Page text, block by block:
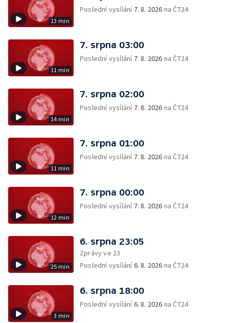
13 min
Poslední vysílání 7. 8. 2026 na ČT24
11 min
7. srpna 03:00
Poslední vysílání 7. 8. 2026 na ČT24
14 min
7. srpna 02:00
Poslední vysílání 7. 8. 2026 na ČT24
11 min
7. srpna 01:00
Poslední vysílání 7. 8. 2026 na ČT24
12 min
7. srpna 00:00
Poslední vysílání 7. 8. 2026 na ČT24
25 min
6. srpna 23:05
Zprávy ve 23
Poslední vysílání6. 8. 2026 na ČT24
3 min
6. srpna 18:00
Poslední vysílání6. 8. 2026 na ČT24